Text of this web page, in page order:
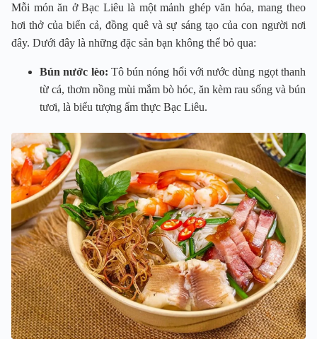
Mỗi món ăn ở Bạc Liêu là một mảnh ghép văn hóa, mang theo
hơi thở của biển cả, đồng quê và sự sáng tạo của con người nơi
đây. Dưới đây là những đặc sản bạn không thể bỏ qua:
Bún nước lèo: Tô bún nóng hổi với nước dùng ngọt thanh
từ cá, thơm nồng mùi mắm bò hóc, ăn kèm rau sống và bún
tươi, là biểu tượng ẩm thực Bạc Liêu.